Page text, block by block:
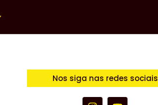
Nos siga nas redes sociais